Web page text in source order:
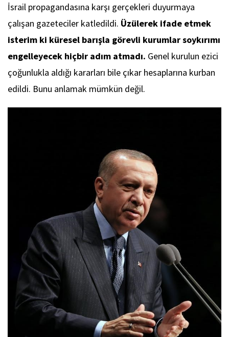
İsrail propagandasına karşı gerçekleri duyurmaya
çalışan gazeteciler katledildi. Üzülerek ifade etmek
isterim ki küresel barışla görevli kurumlar soykırımı
engelleyecek hiçbir adım atmadı. Genel kurulun ezici
çoğunlukla aldığı kararları bile çıkar hesaplarına kurban
edildi. Bunu anlamak mümkün değil.